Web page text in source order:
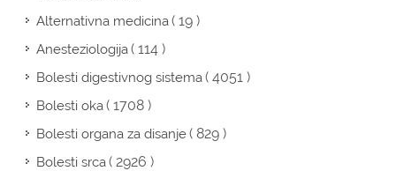
Alternativna medicina( 19 )
Anesteziologija( 114 )
Bolesti digestivnog sistema( 4051 )
Bolesti oka( 1708 )
Bolesti organa za disanje( 829 )
Bolesti srca( 2926 )